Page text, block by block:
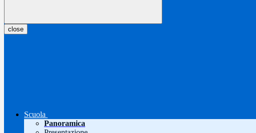
close
Scuola
Panoramica